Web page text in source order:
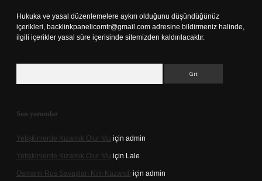
Hukuka ve yasal düzenlemelere aykırı olduğunu düşündüğünüz
içerikleri, backlinkpanelicomtr@gmail.com adresine bildirmeniz halinde,
ilgili içerikler yasal süre içerisinde sitemizden kaldırılacaktır.
Son yorumlar
Yetişkinlerde Kızamık Olur Mu için admin
Yetişkinlerde Kızamık Olur Mu için Lale
Osmanlı Rus Savaşları Kim Kazandı için admin